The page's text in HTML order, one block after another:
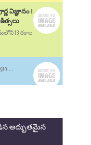
విజ్ఞానం ౹
13 రకాల
అద్భుతమైన